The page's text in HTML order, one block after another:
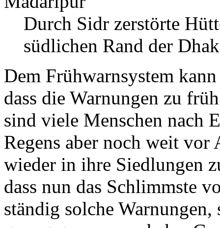
Durch Sidr zerstörte
südlichen Rand der
Dem Frühwarnsystem
dass die Warnungen zu
sind viele Menschen nach
Regens aber noch weit vor
wieder in ihre Siedlungen
dass nun das Schlimmste
ständig solche Warnungen,